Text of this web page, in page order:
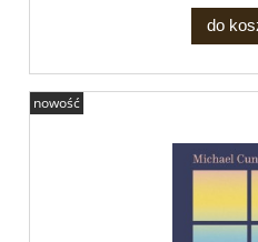
do
nowość